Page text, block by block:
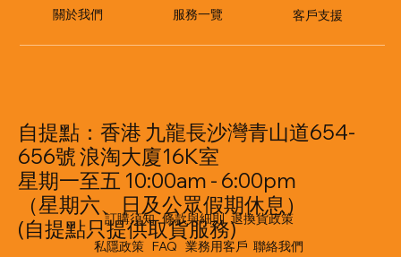
關於我們 ​服務一覽 客戶支援
自提點：香港 九龍長沙灣青山道654-
656號 浪淘大廈16K室
星期一至五 10:00am - 6:00pm
（星期六、日及公眾假期休息）
(自提點只提供取貨服務)
訂購須知 條款與細則 退換貨政策
私隱政策 FAQ 業務用客戶 聯絡我們